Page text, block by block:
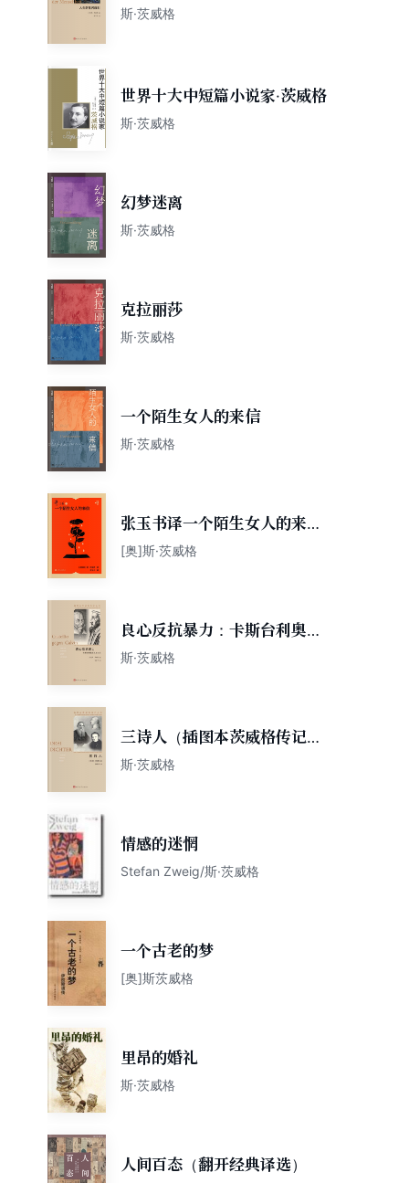
斯·茨威格
世界十大中短篇小说家·茨威格
斯·茨威格
幻梦迷离
斯·茨威格
克拉丽莎
斯·茨威格
一个陌生女人的来信
斯·茨威格
张玉书译一个陌生女人的来信
（中国翻译家译丛）
[奥]斯·茨威格
良心反抗暴力：卡斯台利奥反
抗加尔文
斯·茨威格
三诗人（插图本茨威格传记丛
书）
斯·茨威格
情感的迷惘
Stefan Zweig/斯·茨威格
一个古老的梦
[奥]斯茨威格
里昂的婚礼
斯·茨威格
人间百态（翻开经典译选）